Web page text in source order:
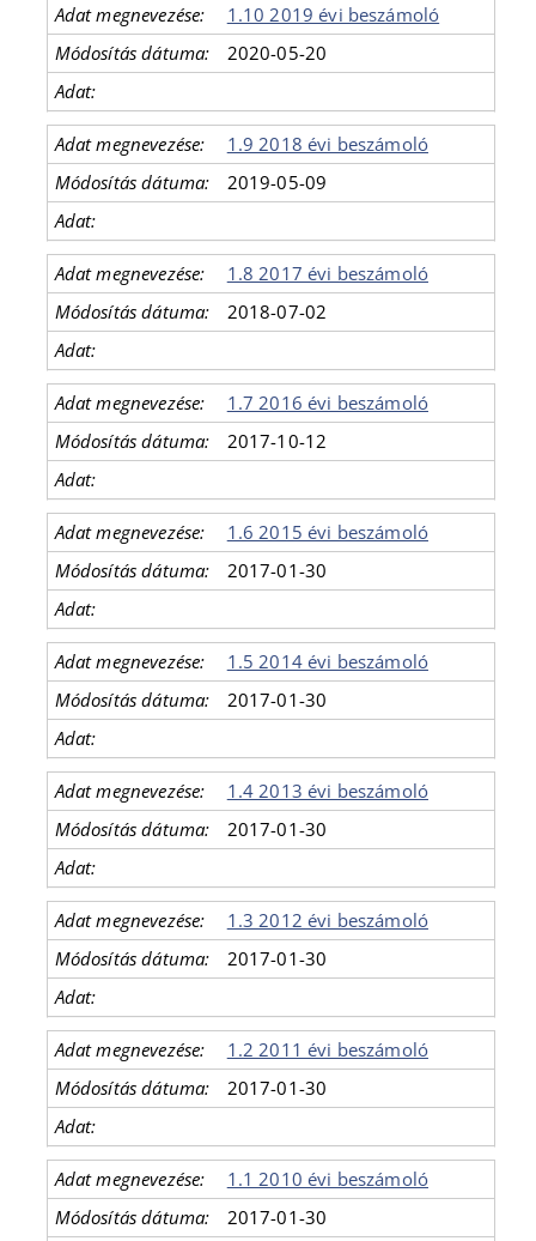
1.10 2019 évi beszámoló
2020-05-20
1.9 2018 évi beszámoló
2019-05-09
1.8 2017 évi beszámoló
2018-07-02
1.7 2016 évi beszámoló
2017-10-12
1.6 2015 évi beszámoló
2017-01-30
1.5 2014 évi beszámoló
2017-01-30
1.4 2013 évi beszámoló
2017-01-30
1.3 2012 évi beszámoló
2017-01-30
1.2 2011 évi beszámoló
2017-01-30
1.1 2010 évi beszámoló
2017-01-30